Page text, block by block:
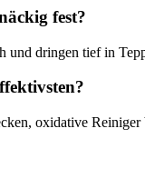
fest?
und dringen tief in
oxidative